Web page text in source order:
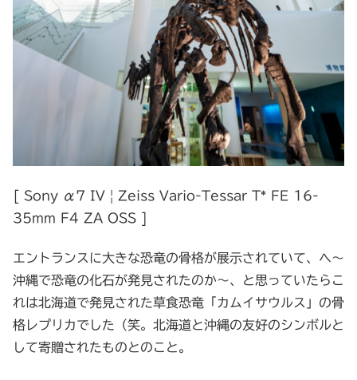
[ Sony α7 IV | Zeiss Vario-Tessar T* FE 16-
35mm F4 ZA OSS ]
エントランスに大きな恐竜の骨格が展示されていて、へ～
沖縄で恐竜の化石が発見されたのか～、と思っていたらこ
れは北海道で発見された草食恐竜「カムイサウルス」の骨
格レプリカでした（笑。北海道と沖縄の友好のシンボルと
して寄贈されたものとのこと。